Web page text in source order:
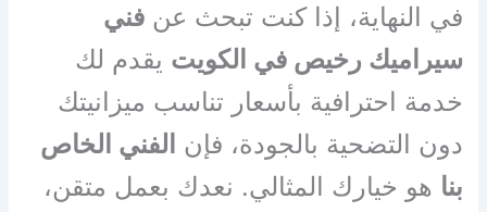
في النهاية، إذا كنت تبحث عنفني
سيراميك رخيص في الكويت يقدم لك
خدمة احترافية بأسعار تناسب ميزانيتك
دون التضحية بالجودة، فإن الفني الخاص
بنا هو خيارك المثالي. نعدك بعمل متقن،